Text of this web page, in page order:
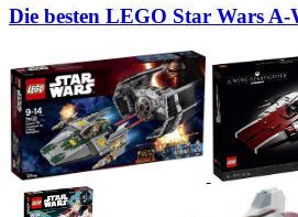
Die besten LEGO Star Wars A-